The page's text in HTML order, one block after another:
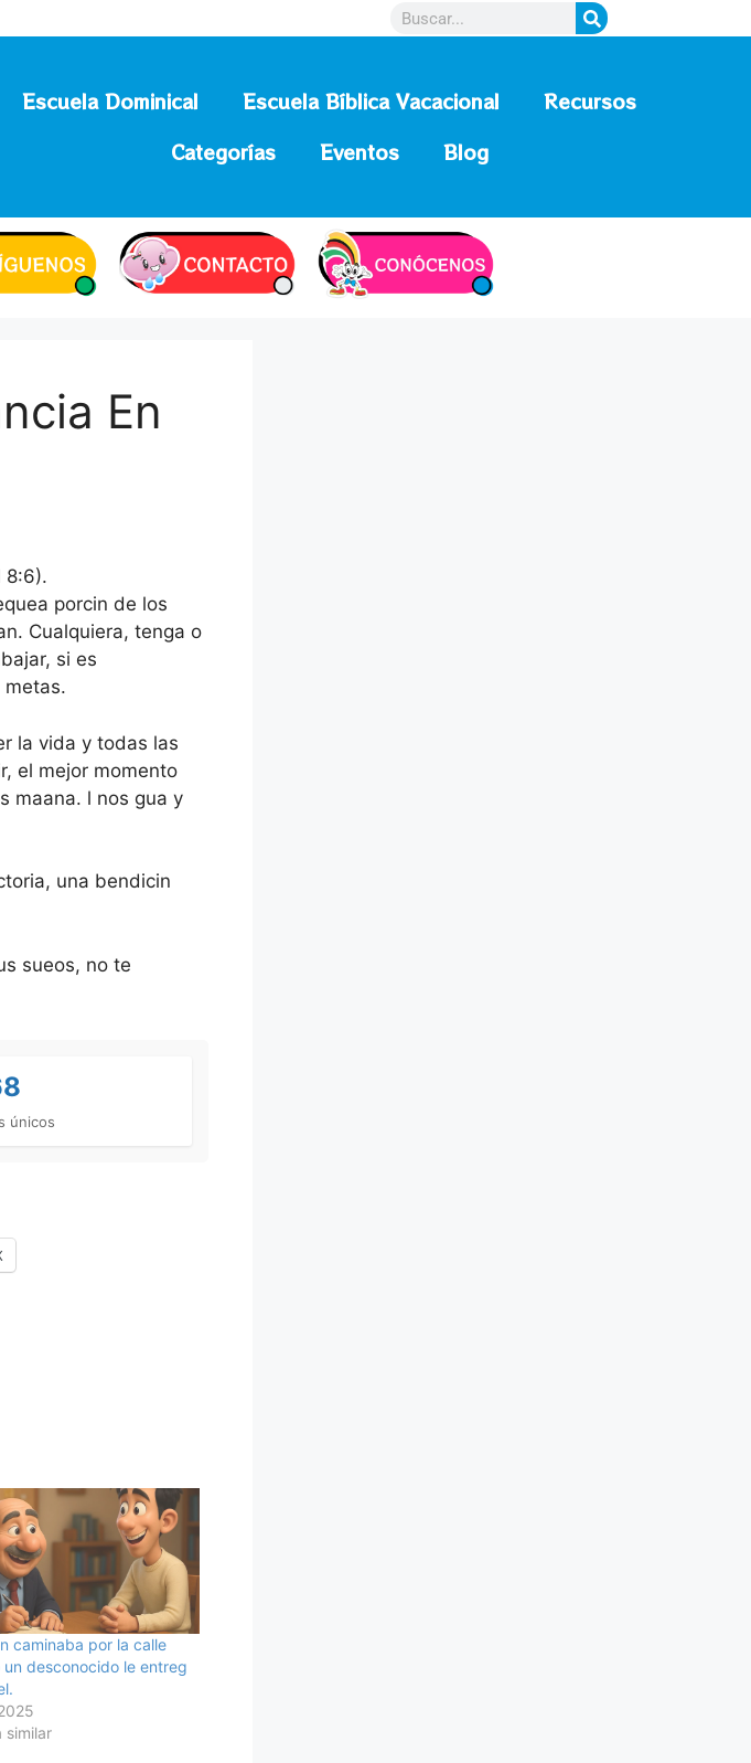
Escuela Dominical Escuela Bíblica Vacacional
Recursos
Categorías
Eventos Blog
En
8:6).
porcin de los
Cualquiera, tenga o
si es
metas.
la vida y todas las
el mejor momento
maana. l nos gua y
una bendicin
sueos, no te
únicos
caminaba por la calle
desconocido le entreg
similar